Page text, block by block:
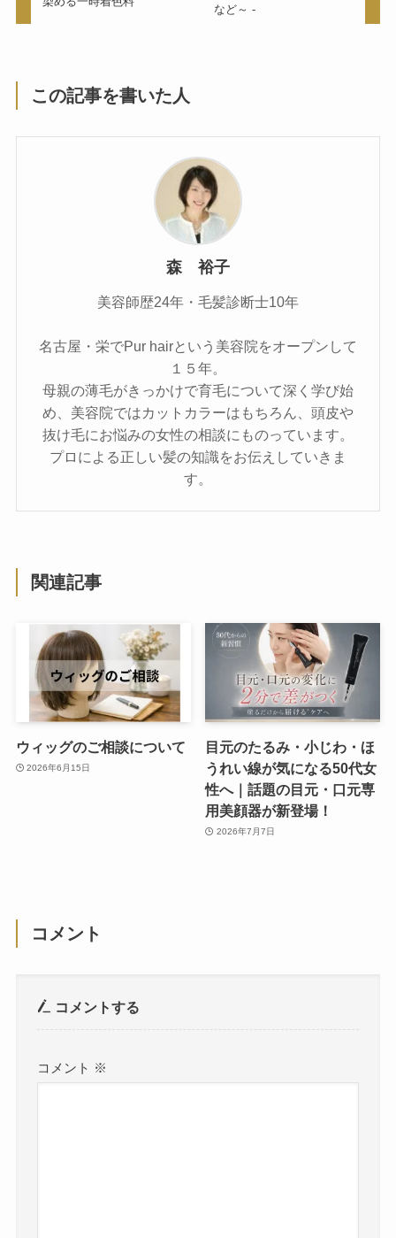
など～ -
この記事を書いた人
森 裕子
美容師歴24年・毛髪診断士10年
名古屋・栄でPur hairという美容院をオープンして
１５年。
母親の薄毛がきっかけで育毛について深く学び始
め、美容院ではカットカラーはもちろん、頭皮や
抜け毛にお悩みの女性の相談にものっています。
プロによる正しい髪の知識をお伝えしていきま
す。
関連記事
ウィッグのご相談について
2026年6月15日
目元のたるみ・小じわ・ほ
うれい線が気になる50代女
性へ｜話題の目元・口元専
用美顔器が新登場！
2026年7月7日
コメント
コメントする
コメント ※